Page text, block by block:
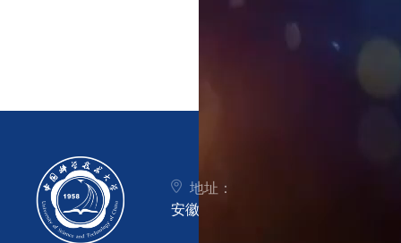
地址：
安徽省合肥市金寨路96号中国科学